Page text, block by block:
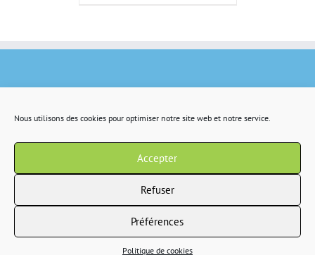
Nous utilisons des cookies pour optimiser notre site web et notre service.
Accepter
Refuser
Préférences
Politique de cookies
Copyright 2022 IR2S tous droits résservés |CGV|